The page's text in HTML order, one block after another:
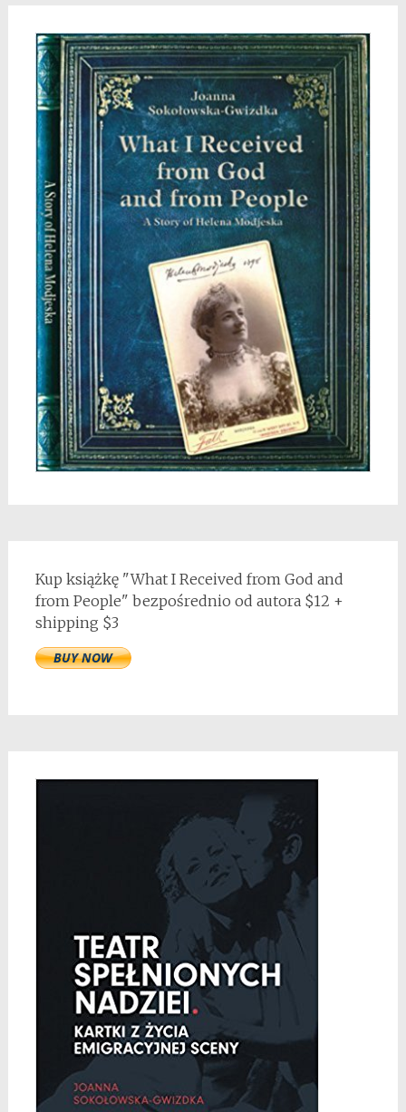
Kup książkę "What I Received from God and
from People" bezpośrednio od autora $12 +
shipping $3